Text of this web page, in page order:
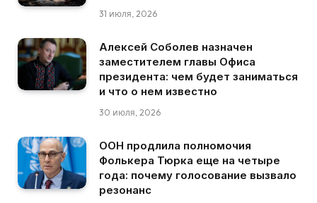
31 июля, 2026
Алексей Соболев назначен
заместителем главы Офиса
президента: чем будет заниматься
и что о нем известно
30 июля, 2026
ООН продлила полномочия
Фолькера Тюрка еще на четыре
года: почему голосование вызвало
резонанс